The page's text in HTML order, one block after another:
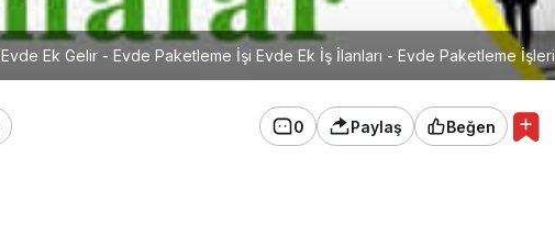
Evde Ek Gelir - Evde Paketleme İşi Evde Ek İş İlanları - Evde Paketleme İşleri
0 Paylaş Beğen